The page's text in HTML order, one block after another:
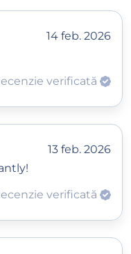
14 feb. 2026
verificată
13 feb. 2026
verificată